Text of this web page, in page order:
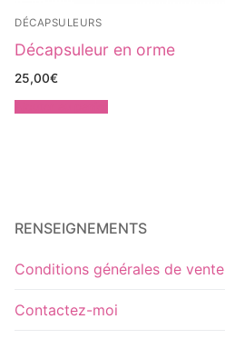
DÉCAPSULEURS
Décapsuleur en orme
25,00€
RENSEIGNEMENTS
Conditions générales de vente
Contactez-moi